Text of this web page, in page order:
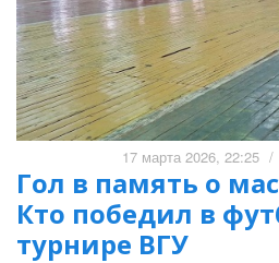
17 марта 2026, 22:25 /
Гол в память о
Кто победил в
турнире ВГУ